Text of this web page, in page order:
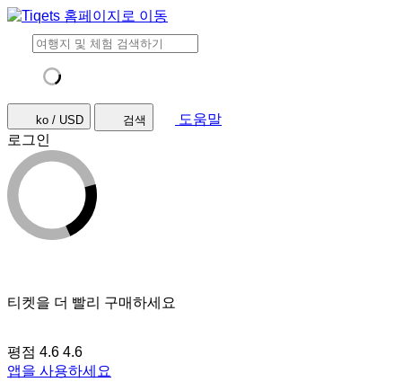
ko / USD 검색
도움말
로그인
티켓을 더 빨리 구매하세요
평점 4.6 4.6
앱을 사용하세요